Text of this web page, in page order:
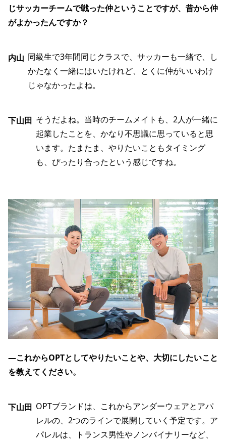
じサッカーチームで戦った仲ということですが、昔から仲
がよかったんですか？
内山 同級生で3年間同じクラスで、サッカーも一緒で、し
かたなく一緒にはいたけれど、とくに仲がいいわけ
じゃなかったよね。
下山田 そうだよね。当時のチームメイトも、2人が一緒に
起業したことを、かなり不思議に思っていると思
います。たまたま、やりたいこともタイミング
も、ぴったり合ったという感じですね。
―これからOPTとしてやりたいことや、大切にしたいこと
を教えてください。
下山田 OPTブランドは、これからアンダーウェアとアパ
レルの、2つのラインで展開していく予定です。ア
パレルは、トランス男性やノンバイナリーなど、